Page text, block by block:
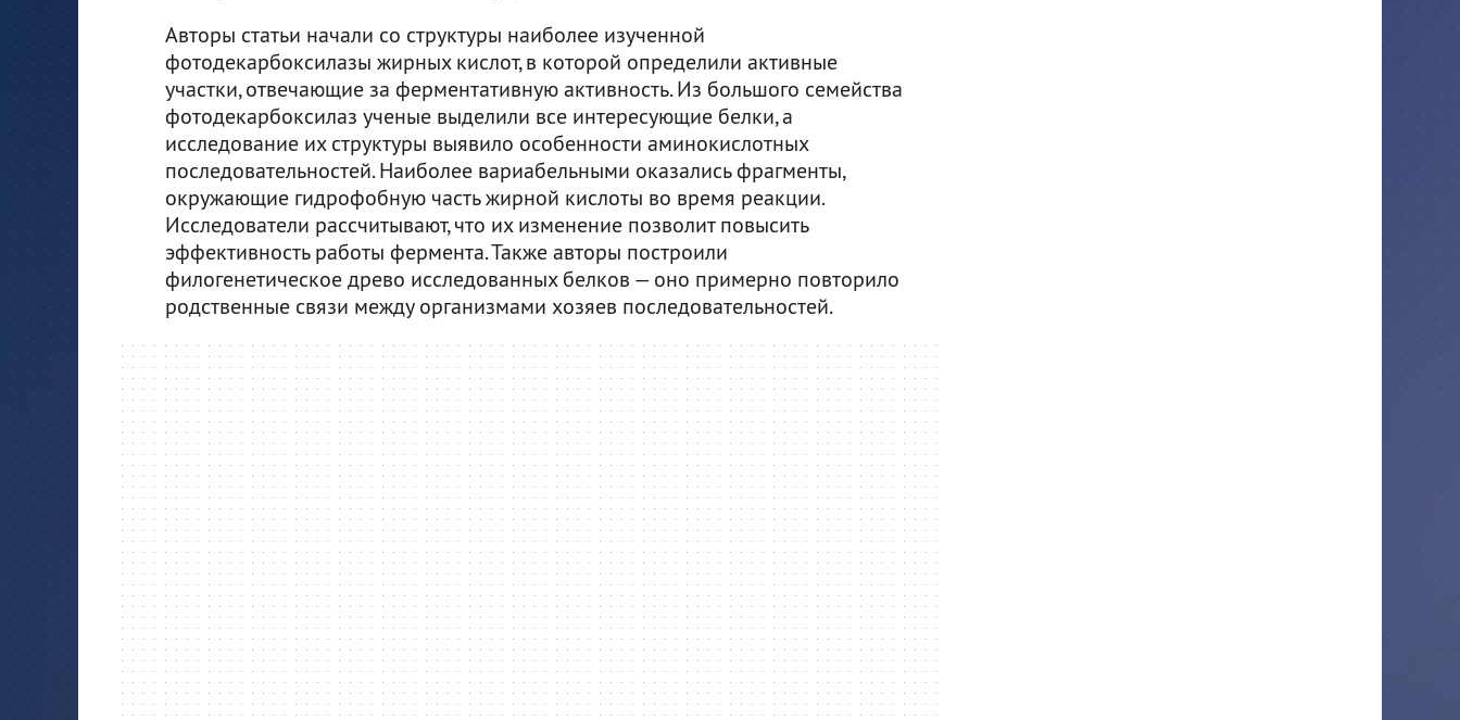
Авторы статьи начали со структуры наиболее изученной
фотодекарбоксилазы жирных кислот, в которой определили активные
участки, отвечающие за ферментативную активность. Из большого семейства
фотодекарбоксилаз ученые выделили все интересующие белки, а
исследование их структуры выявило особенности аминокислотных
последовательностей. Наиболее вариабельными оказались фрагменты,
окружающие гидрофобную часть жирной кислоты во время реакции.
Исследователи рассчитывают, что их изменение позволит повысить
эффективность работы фермента. Также авторы построили
филогенетическое древо исследованных белков — оно примерно повторило
родственные связи между организмами хозяев последовательностей.